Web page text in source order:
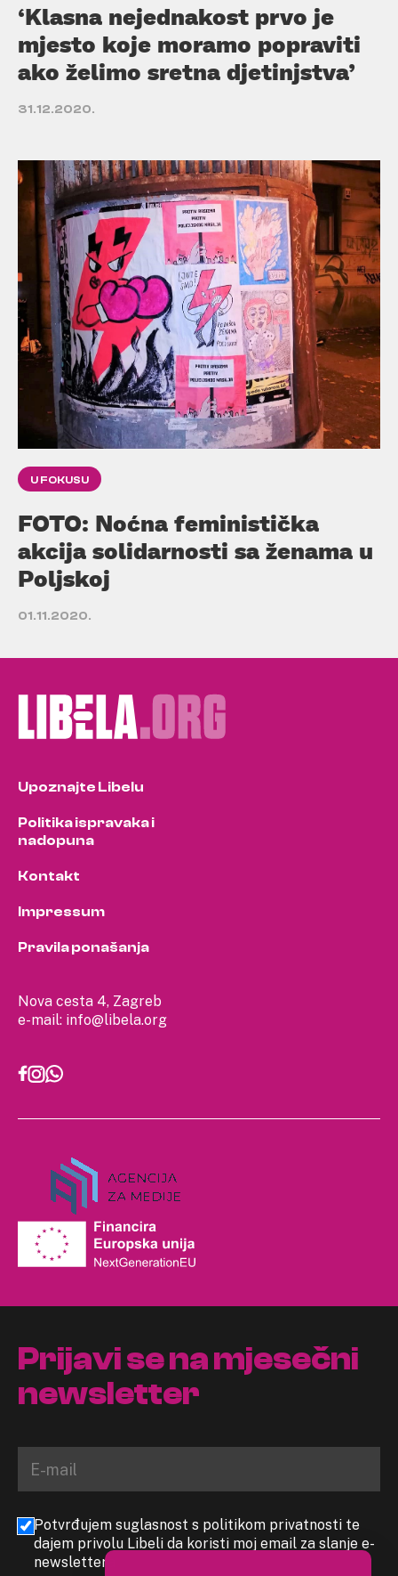
‘Klasna nejednakost prvo je
mjesto koje moramo popraviti
ako želimo sretna djetinjstva’
31.12.2020.
U FOKUSU
FOTO: Noćna feministička
akcija solidarnosti sa ženama u
Poljskoj
01.11.2020.
Nova cesta 4, Zagreb
e-mail: info@libela.org
Upoznajte Libelu
Politika ispravaka i
nadopuna
Kontakt
Impressum
Pravila ponašanja
Prijavi se na mjesečni
newsletter
Potvrđujem suglasnost s politikom privatnosti te
dajem privolu Libeli da koristi moj email za slanje e-
newslettera